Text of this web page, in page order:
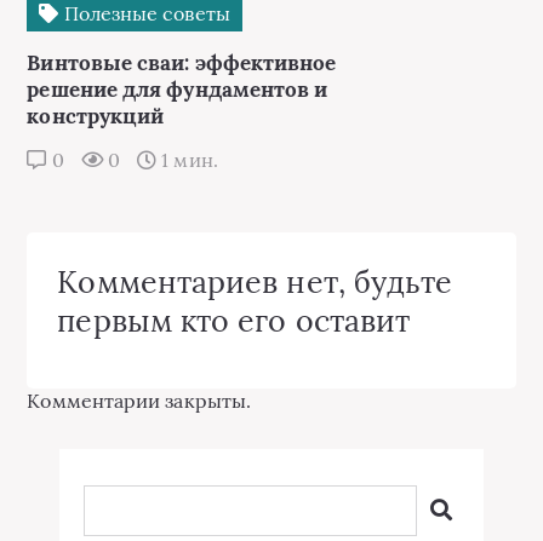
Полезные советы
Винтовые сваи: эффективное
решение для фундаментов и
конструкций
0 0 1 мин.
Комментариев нет, будьте
первым кто его оставит
Комментарии закрыты.